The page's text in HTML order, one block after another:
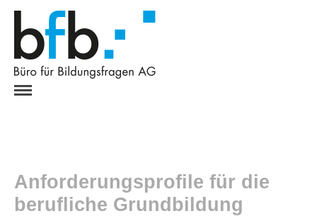
PROJEKTE
Anforderungsprofile
Anforderungsprofile für die
berufliche Grundbildung